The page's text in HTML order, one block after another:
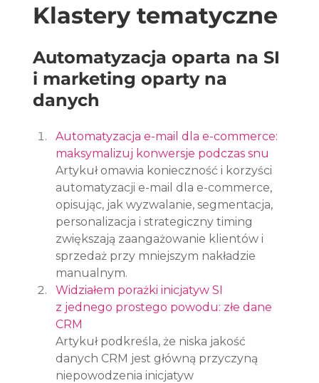
Klastery tematyczne
Automatyzacja oparta na SI
i marketing oparty na
danych
Automatyzacja e-mail dla e-commerce:
maksymalizuj konwersje podczas snu
Artykuł omawia konieczność i korzyści
automatyzacji e-mail dla e-commerce,
opisując, jak wyzwalanie, segmentacja,
personalizacja i strategiczny timing
zwiększają zaangażowanie klientów i
sprzedaż przy mniejszym nakładzie
manualnym.
Widziałem porażki inicjatyw SI
z jednego prostego powodu: złe dane
CRM
Artykuł podkreśla, że niska jakość
danych CRM jest główną przyczyną
niepowodzenia inicjatyw